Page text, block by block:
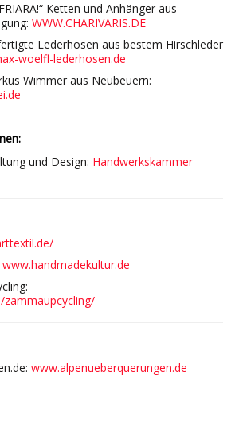
Ketten und Anhänger aus
WWW.CHARIVARIS.DE
Lederhosen aus bestem Hirschleder
woelfl-lederhosen.de
Wimmer aus Neubeuern:
und Design: Handwerkskammer
www.handmadekultur.de
www.alpenueberquerungen.de